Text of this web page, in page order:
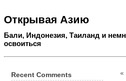
Открывая Азию
Бали, Индонезия, Таиланд и
освоиться
Recent Comments «